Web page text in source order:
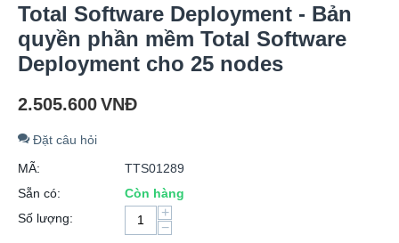
Total Software Deployment - Bản
quyền phần mềm Total Software
Deployment cho 25 nodes
2.505.600VNĐ
Đặt câu hỏi
MÃ:
TTS01289
Sẵn có:
Còn hàng
Số lượng:
+
−